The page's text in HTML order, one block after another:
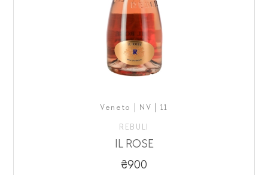
Veneto | NV | 11
REBULI
IL ROSE
₴900